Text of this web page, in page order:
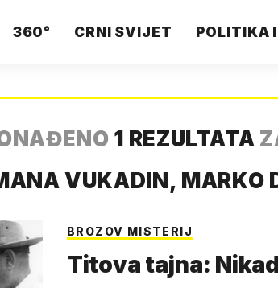
360° CRNI SVIJET POLITIKA
1 REZULTATA
VUKADIN, MARKO
BROZOV MISTERIJ
Titova tajna: